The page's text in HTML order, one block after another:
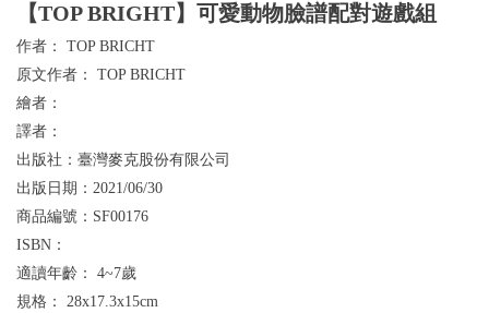
【TOP BRIGHT】可愛動物臉譜配對遊戲組
作者： TOP BRICHT
原文作者： TOP BRICHT
繪者：
譯者：
出版社： 臺灣麥克股份有限公司
出版日期： 2021/06/30
商品編號： SF00176
ISBN：
適讀年齡： 4~7歲
規格： 28x17.3x15cm